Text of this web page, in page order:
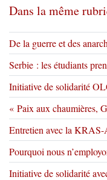
Dans la même
De la guerre et des
Serbie : les étudiants
Initiative de solidarité
« Paix aux chaumières,
Entretien avec la
Pourquoi nous
Initiative de solidarité